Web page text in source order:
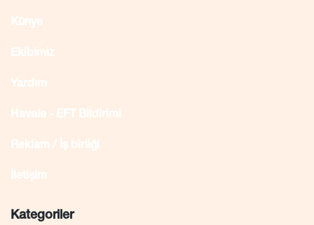
Künye
Ekibimiz
Yardım
Havale - EFT Bildirimi
Reklam / İş birliği
İletişim
Kategoriler